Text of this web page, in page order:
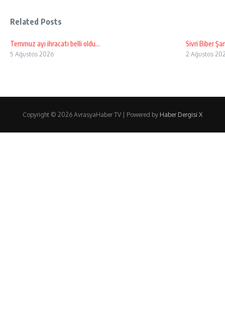
Related Posts
Temmuz ayı ihracatı belli oldu…
5 Ağustos 2026
Sivri Biber
2 Ağustos
Copyright © 2026 AvrasyaHaber TV | Powered by Haber Dergisi X